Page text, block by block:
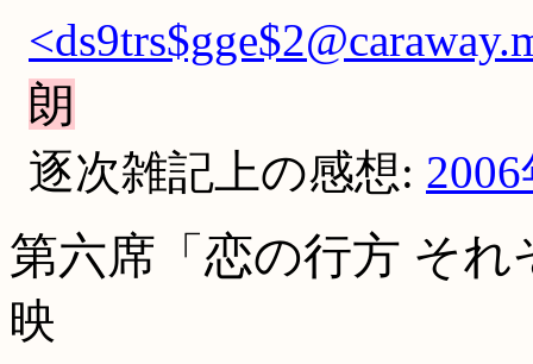
朗
逐次雑記上の感想:
第六席「恋の行方 それ
映